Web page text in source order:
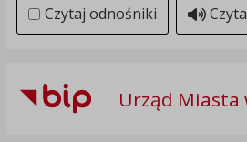
Czytaj odnośniki
Urząd Miasta